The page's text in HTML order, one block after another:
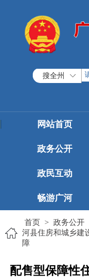
搜全州
网站首页
政务公开
政民互动
畅游广河
首页 > 政务公开
河县住房和城乡建
障
配售型保障性